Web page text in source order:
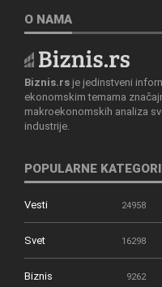
O NAMA
Biznis.rs je jedinstveni
ekonomskim temama
makroekonomskih analiza
industrije.
POPULARNE
Vesti 24958
Svet 16298
Biznis 9262